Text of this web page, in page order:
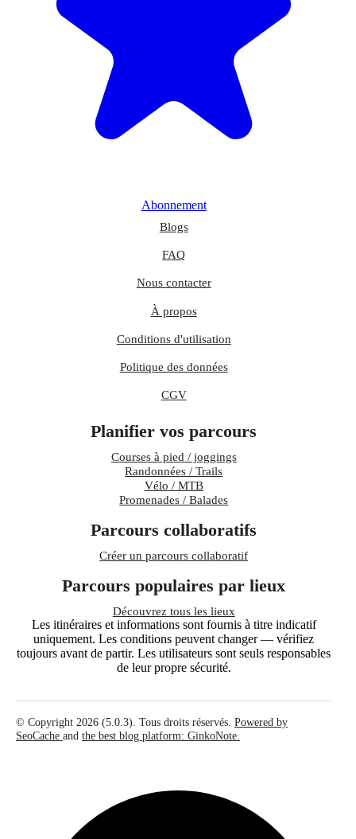
Abonnement
Blogs
FAQ
Nous contacter
À propos
Conditions d'utilisation
Politique des données
CGV
Planifier vos parcours
Courses à pied / joggings
Randonnées / Trails
Vélo / MTB
Promenades / Balades
Parcours collaboratifs
Créer un parcours collaboratif
Parcours populaires par lieux
Découvrez tous les lieux
Les itinéraires et informations sont fournis à titre indicatif
uniquement. Les conditions peuvent changer — vérifiez
toujours avant de partir. Les utilisateurs sont seuls responsables
de leur propre sécurité.
© Copyright 2026 (5.0.3). Tous droits réservés. Powered by
SeoCache and the best blog platform: GinkoNote.